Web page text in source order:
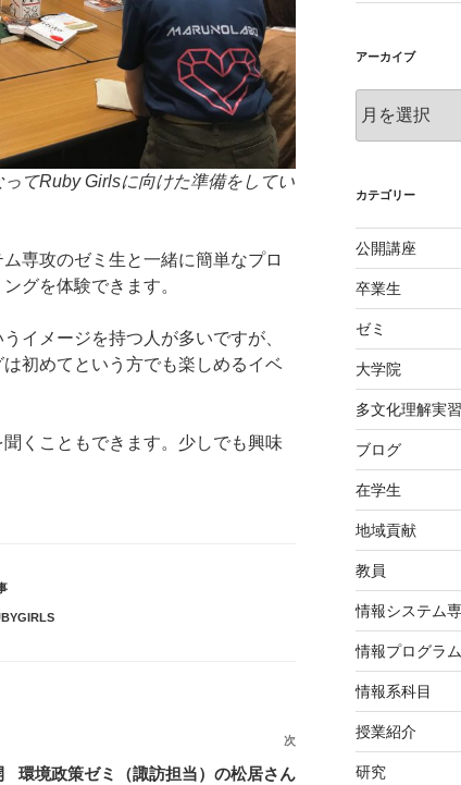
てRuby Girlsに向けた準備をしてい
専攻のゼミ生と一緒に簡単なプロ
グを体験できます。
イメージを持つ人が多いですが、
初めてという方でも楽しめるイベ
くこともできます。少しでも興味
次
次
環境政策ゼミ（諏訪担当）の松居さん
アーカイブ
ー
ブ
カテゴリー
公開講座
卒業生
ゼミ
大学院
多文化理解実習
ブログ
在学生
地域貢献
教員
情報システム
情報プログラム
情報系科目
授業紹介
研究